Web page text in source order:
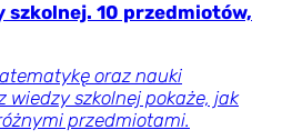
szkolnej. 10 przedmiotów,
oraz nauki
wiedzy szkolnej pokaże, jak
przedmiotami.